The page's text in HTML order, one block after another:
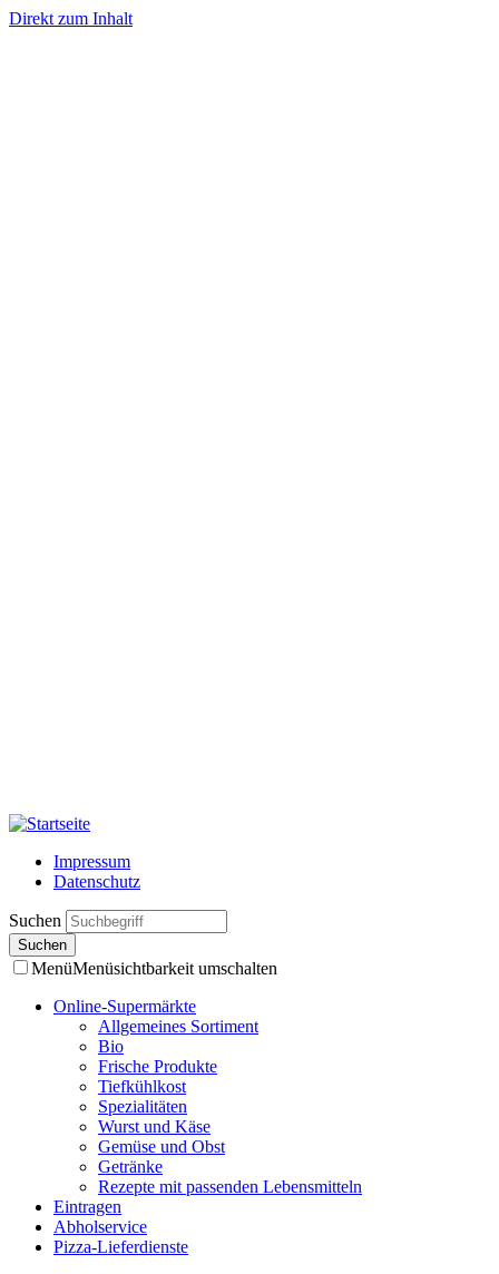
Direkt zum Inhalt
Impressum
Datenschutz
Suchen
MenüMenüsichtbarkeit umschalten
Online-Supermärkte
Allgemeines Sortiment
Bio
Frische Produkte
Tiefkühlkost
Spezialitäten
Wurst und Käse
Gemüse und Obst
Getränke
Rezepte mit passenden Lebensmitteln
Eintragen
Abholservice
Pizza-Lieferdienste